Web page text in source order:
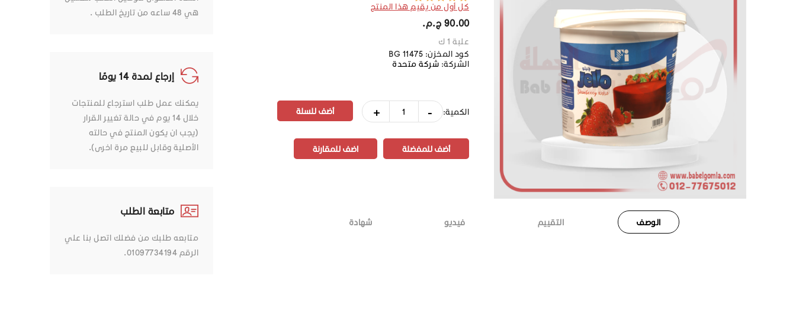
كل أول من يقيم هذا المنتج
90.00 ج.م.‏
علبة 1 ك
كود المخزن: BG 11475
الشركة: شركة متحدة
الكمية: -
+
أضف للمفضلة اضف للمقارنة
الوصف التقييم فيديو شهادة
هي 48 ساعه من تاريخ الطلب .
إرجاع لمدة 14 يومًا
يمكنك عمل طلب استرجاع للمنتجات
خلال 14 يوم في حالة تغيير القرار
(يجب ان يكون المنتج في حالته
الأصلية وقابل للبيع مرة اخرى).
متابعة الطلب
متابعه طلبك من فضلك اتصل بنا علي
الرقم 01097734194.